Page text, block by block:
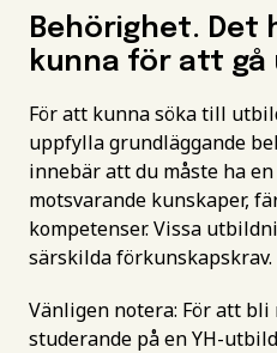
Behörighet. Det
kunna för att gå
För att kunna söka till
uppfylla grundläggande
innebär att du måste ha
motsvarande kunskaper,
kompetenser. Vissa
särskilda förkunskapskrav.
Vänligen notera: För att
studerande på en YH-